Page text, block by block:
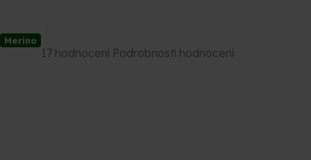
Merino Průměrné
hodnocení
17 hodnocení Podrobnosti hodnocení